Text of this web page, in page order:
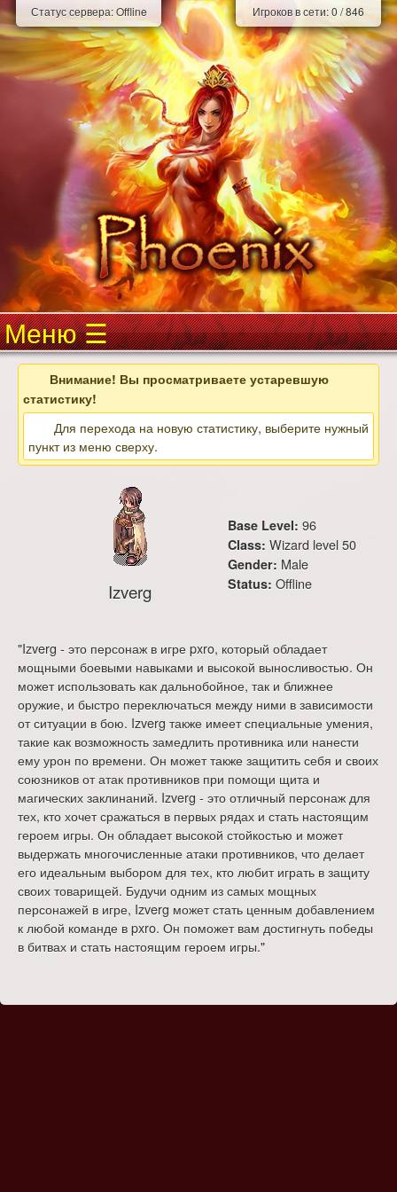
Статус сервера:Offline Игроков в сети:0 /846
Меню
Внимание! Вы просматриваете устаревшую
статистику!
Для перехода на новую статистику, выберите нужный
пункт из меню сверху.
Izverg
Base Level: 96
Class: Wizard level 50
Gender: Male
Status: Offline
"Izverg - это персонаж в игре pxro, который обладает
мощными боевыми навыками и высокой выносливостью. Он
может использовать как дальнобойное, так и ближнее
оружие, и быстро переключаться между ними в зависимости
от ситуации в бою. Izverg также имеет специальные умения,
такие как возможность замедлить противника или нанести
ему урон по времени. Он может также защитить себя и своих
союзников от атак противников при помощи щита и
магических заклинаний. Izverg - это отличный персонаж для
тех, кто хочет сражаться в первых рядах и стать настоящим
героем игры. Он обладает высокой стойкостью и может
выдержать многочисленные атаки противников, что делает
его идеальным выбором для тех, кто любит играть в защиту
своих товарищей. Будучи одним из самых мощных
персонажей в игре, Izverg может стать ценным добавлением
к любой команде в pxro. Он поможет вам достигнуть победы
в битвах и стать настоящим героем игры."